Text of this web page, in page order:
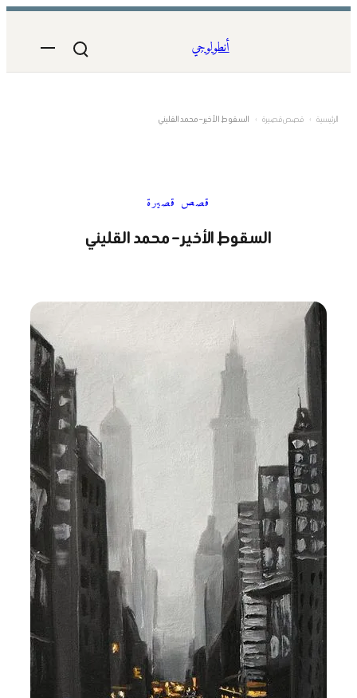
المحتوى
أنطولوجي
الرئيسية › قصص قصيرة › السقوط الأخير – محمد القليني
قصص قصيرة
السقوط الأخير – محمد القليني